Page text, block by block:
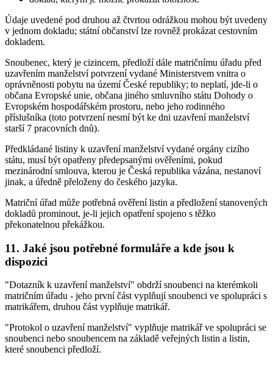
Údaje uvedené pod druhou až čtvrtou odrážkou mohou být uvedeny
v jednom dokladu; státní občanství lze rovněž prokázat cestovním
dokladem.
Snoubenec, který je cizincem, předloží dále matričnímu úřadu před
uzavřením manželství potvrzení vydané Ministerstvem vnitra o
oprávněnosti pobytu na území České republiky; to neplatí, jde-li o
občana Evropské unie, občana jiného smluvního státu Dohody o
Evropském hospodářském prostoru, nebo jeho rodinného
příslušníka (toto potvrzení nesmí být ke dni uzavření manželství
starší 7 pracovních dnů).
Předkládané listiny k uzavření manželství vydané orgány cizího
státu, musí být opatřeny předepsanými ověřeními, pokud
mezinárodní smlouva, kterou je Česká republika vázána, nestanoví
jinak, a úředně přeloženy do českého jazyka.
Matriční úřad může potřebná ověření listin a předložení stanovených
dokladů prominout, je-li jejich opatření spojeno s těžko
překonatelnou překážkou.
11. Jaké jsou potřebné formuláře a kde jsou k
dispozici
"Dotazník k uzavření manželství" obdrží snoubenci na kterémkoli
matričním úřadu - jeho první část vyplňují snoubenci ve spolupráci s
matrikářem, druhou část vyplňuje matrikář.
"Protokol o uzavření manželství" vyplňuje matrikář ve spolupráci se
snoubenci nebo snoubencem na základě veřejných listin a listin,
které snoubenci předloží.